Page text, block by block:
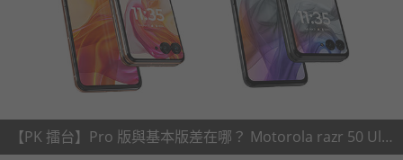
【PK 擂台】Pro 版與基本版差在哪？ Motorola razr 50 Ultra V.S. Motorola razr 50